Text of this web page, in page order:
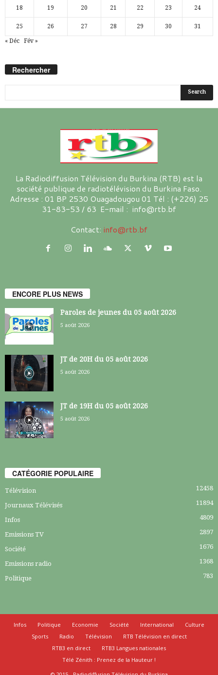
18 19 20 21 22 23 24
25 26 27 28 29 30 31
« Déc Fév »
Rechercher
La Radiodiffusion Télévision du Burkina (RTB) est la
société publique de radiotélévision du Burkina Faso.
Adresse : 01 BP 2530 Ouagadougou 01 Tél : (+226) 25
31-83-53 / 63 E-mail : info@rtb.bf
Contact: info@rtb.bf
ENCORE PLUS NEWS
Paroles de jeunes du 05 août 2026
5 août 2026
JT de 20H du 05 août 2026
5 août 2026
JT de 19H du 05 août 2026
5 août 2026
CATÉGORIE POPULAIRE
Télévision 12458
Journaux Télévisés 11894
Infos 4809
Emissions TV 2897
Société 1676
Emissions radio 1368
Politique 783
Infos Politique Economie Société International
Culture
Sports
Radio Télévision
RTB Télévision en direct
RTB3 en direct
RTB3 Langues nationales
Télé Zénith : Prenez de la Hauteur !